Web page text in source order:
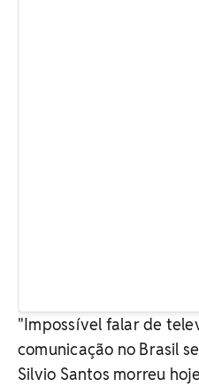
"Impossível falar de
comunicação no Brasil
Silvio Santos morreu